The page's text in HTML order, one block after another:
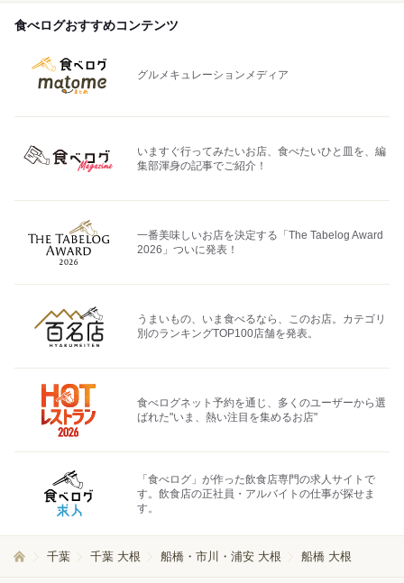
食べログおすすめコンテンツ
グルメキュレーションメディア
いますぐ行ってみたいお店、食べたいひと皿を、編
集部渾身の記事でご紹介！
一番美味しいお店を決定する「The Tabelog Award
2026」ついに発表！
うまいもの、いま食べるなら、このお店。カテゴリ
別のランキングTOP100店舗を発表。
食べログネット予約を通じ、多くのユーザーから選
ばれた"いま、熱い注目を集めるお店"
「食べログ」が作った飲食店専門の求人サイトで
す。飲食店の正社員・アルバイトの仕事が探せま
す。
千葉 千葉 大根 船橋・市川・浦安 大根 船橋 大根